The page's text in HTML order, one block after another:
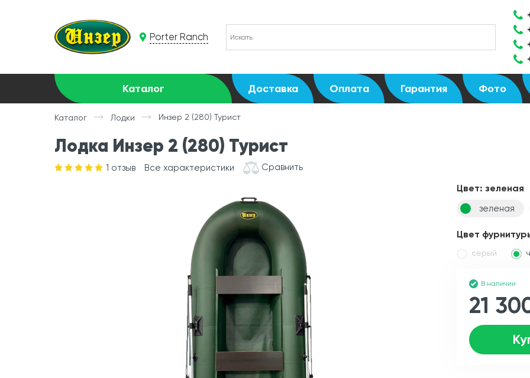
Porter Ranch
Каталог Доставка Оплата Гарантия Фото
Каталог Лодки Инзер 2 (280) Турист
Лодка Инзер 2 (280) Турист
1 отзыв Все характеристики Сравнить
Цвет: зеленая
зеленая
Цвет
серый
В наличии
21